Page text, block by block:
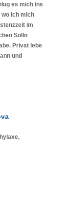
es mich ins
wo ich mich
im
Solln
Privat lebe
und